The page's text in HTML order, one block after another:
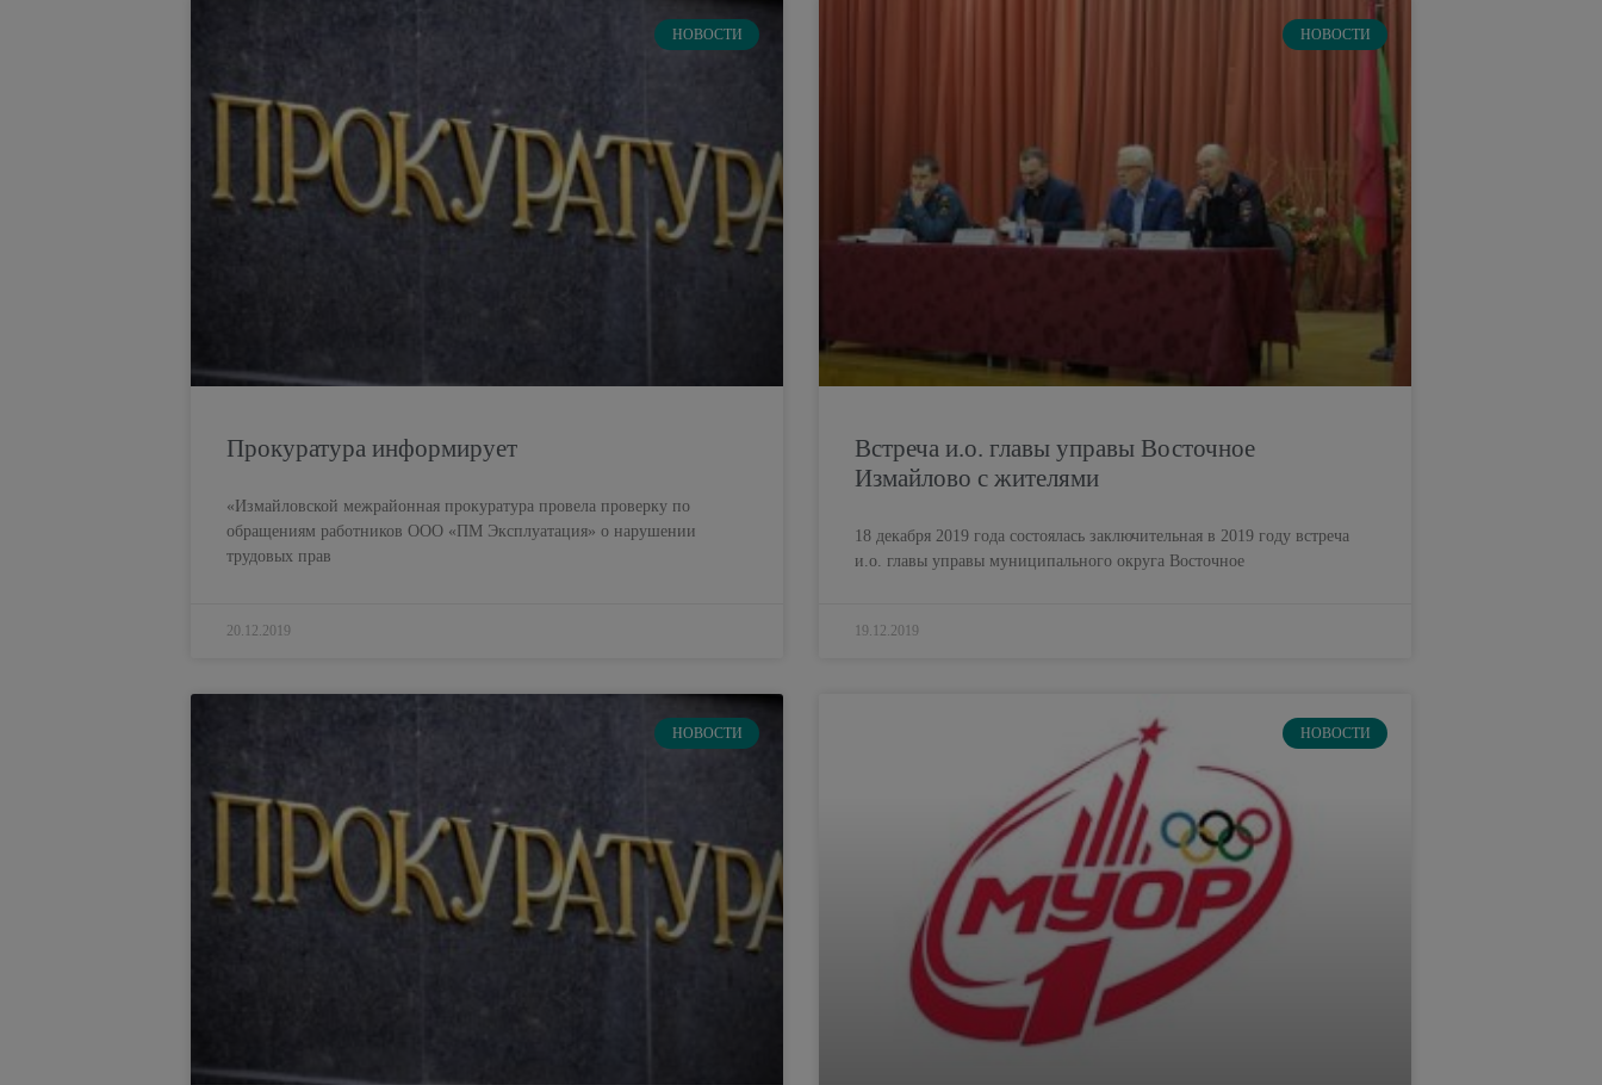
НОВОСТИ
Прокуратура информирует
«Измайловской межрайонная прокуратура провела проверку по
обращениям работников ООО «ПМ Эксплуатация» о нарушении
трудовых прав
20.12.2019
НОВОСТИ
Встреча и.о. главы управы Восточное
Измайлово с жителями
18 декабря 2019 года состоялась заключительная в 2019 году встреча
и.о. главы управы муниципального округа Восточное
19.12.2019
НОВОСТИ НОВОСТИ